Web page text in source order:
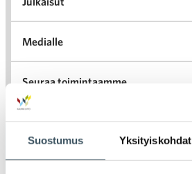
Suostumus Yksityiskohdat
Medialle
Seuraa toimintaamme
Arkistot